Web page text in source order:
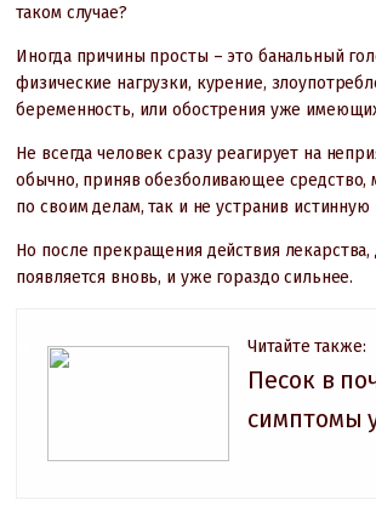
таком случае?
Иногда причины просты – это банальный
физические нагрузки, курение,
беременность, или обострения уже
Не всегда человек сразу реагирует на
обычно, приняв обезболивающее средство,
по своим делам, так и не устранив истинную
Но после прекращения действия
появляется вновь, и уже гораздо сильнее.
Читайте также:
Песок в
симптомы